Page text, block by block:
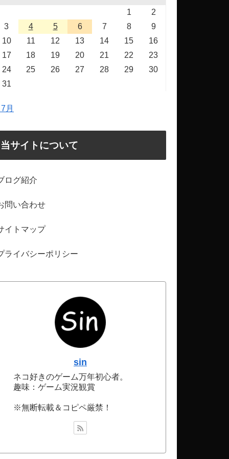
1
2
3
4 5 6 7 8
9
10
11 12 13 14 15
16
17
18 19 20 21 22
23
24
25 26 27 28 29
30
31
月
当サイトについて
ログ紹介
問い合わせ
イトマップ
ライバシーポリシー
sin
ネコ好きのゲーム万年初心者。
趣味：ゲーム実況観賞
※無断転載＆コピペ厳禁！